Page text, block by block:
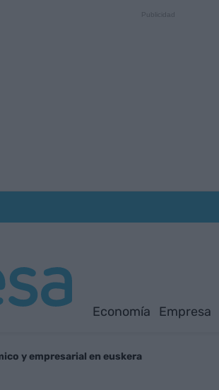
Economía Empresa
y empresarial en euskera